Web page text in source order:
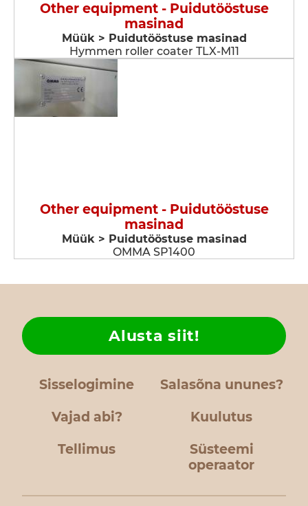
Other equipment - Puidutööstuse
masinad
Müük > Puidutööstuse masinad
Hymmen roller coater TLX-M11
Other equipment - Puidutööstuse
masinad
Müük > Puidutööstuse masinad
OMMA SP1400
Sisselogimine Salasõna ununes?
Vajad abi?
Alusta siit!
Kuulutus
Tellimus
Süsteemi
operaator